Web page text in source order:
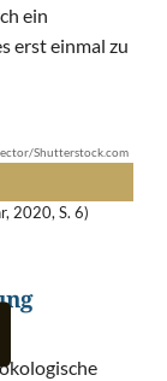
ein
erst einmal zu
Shutterstock.com
von ©
2020, S. 6)